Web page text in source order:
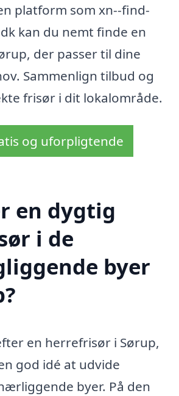
platform som xn--find-
kan du nemt finde en
der passer til dine
Sammenlign tilbud og
frisør i dit lokalområde.
og uforpligtende
en dygtig
i de
byer
en herrefrisør i Sørup,
god idé at udvide
byer. På den